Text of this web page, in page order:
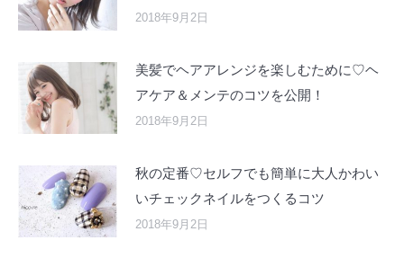
2018年9月2日
美髪でヘアアレンジを楽しむために♡ヘ
アケア＆メンテのコツを公開！
2018年9月2日
秋の定番♡セルフでも簡単に大人かわい
いチェックネイルをつくるコツ
2018年9月2日